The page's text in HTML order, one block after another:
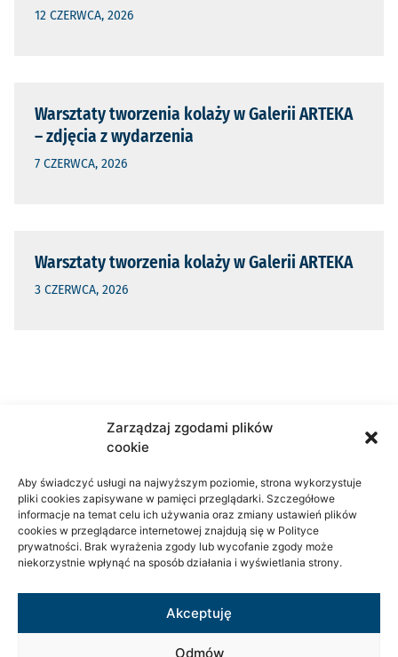
Zarządzaj zgodami plików
cookie
Aby świadczyć usługi na najwyższym poziomie, strona wykorzystuje
pliki cookies zapisywane w pamięci przeglądarki. Szczegółowe
informacje na temat celu ich używania oraz zmiany ustawień plików
cookies w przeglądarce internetowej znajdują się w Polityce
prywatności. Brak wyrażenia zgody lub wycofanie zgody może
niekorzystnie wpłynąć na sposób działania i wyświetlania strony.
Akceptuję
Odmów
12 CZERWCA, 2026
Warsztaty tworzenia kolaży w Galerii ARTEKA
– zdjęcia z wydarzenia
7 CZERWCA, 2026
Warsztaty tworzenia kolaży w Galerii ARTEKA
3 CZERWCA, 2026
Adres:
ul. Wałowa 16,
33-100 Tarnów
KRS:0000960651
873-328-42-62